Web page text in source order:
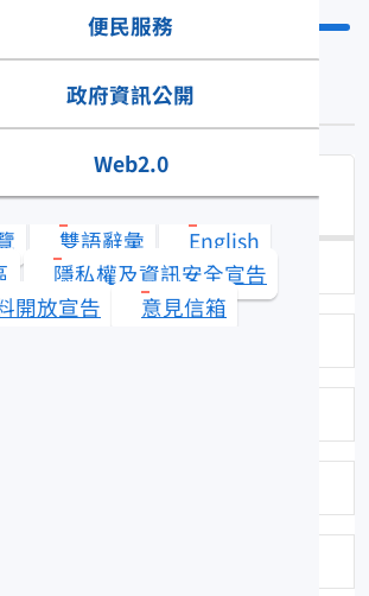
便民服務
政府資訊公開
Web2.0
雙語辭彙
English
隱私權及資訊安全宣告
開放宣告
意見信箱
nigripinnis
03-31